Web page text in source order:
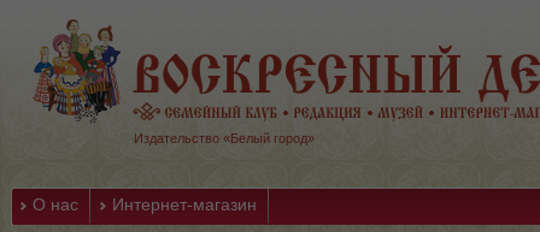
Издательство «Белый город»
О нас Интернет-магазин